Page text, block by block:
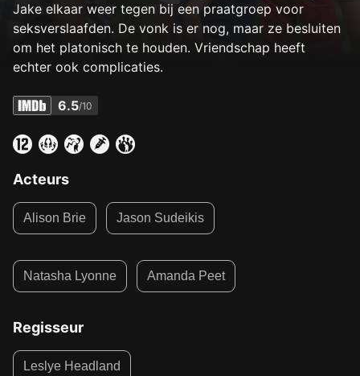
Jake elkaar weer tegen bij een praatgroep voor
seksverslaafden. De vonk is er nog, maar ze besluiten
om het platonisch te houden. Vriendschap heeft
echter ook complicaties.
6.5/10
Acteurs
Alison Brie Jason Sudeikis
Natasha Lyonne Amanda Peet
Regisseur
Leslye Headland